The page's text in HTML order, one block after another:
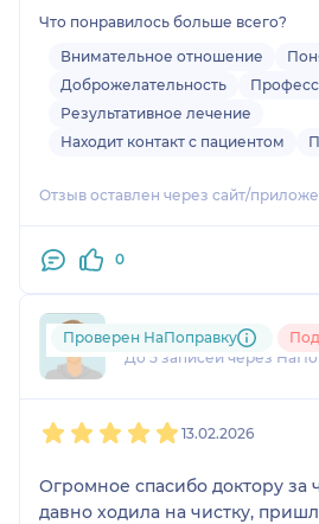
ботулотоксин можно сделать
подвижность бровей
заполнение не понадобилось,
кожа улучшилась и лоб
Что понравилось больше всего?
Внимательное отношение
Доброжелательность
Результативное лечение
Находит контакт с пациентом
Отзыв оставлен через сайт/
0
+7xxxxxxxx89
До 5 записей через
Проверен НаПоправку
13.02.2026
Огромное спасибо доктору за
давно ходила на чистку,